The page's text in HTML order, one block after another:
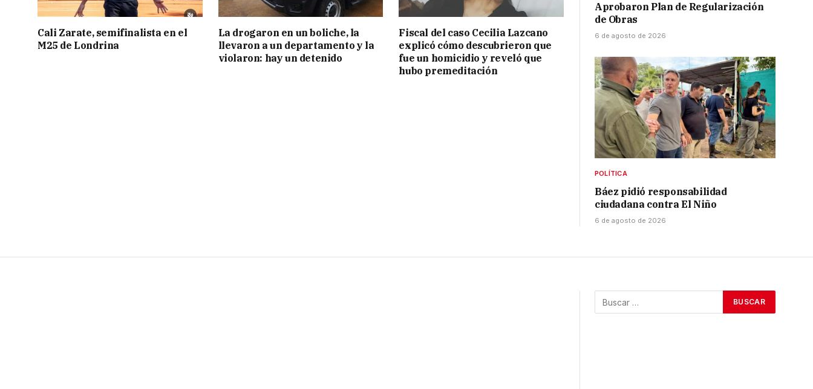
Cali Zarate, semifinalista en el
M25 de Londrina
La drogaron en un boliche, la
llevaron a un departamento y la
violaron: hay un detenido
Fiscal del caso Cecilia Lazcano
explicó cómo descubrieron que
fue un homicidio y reveló que
hubo premeditación
Aprobaron Plan de Regularización
de Obras
6 de agosto de 2026
POLÍTICA
Báez pidió responsabilidad
ciudadana contra El Niño
6 de agosto de 2026